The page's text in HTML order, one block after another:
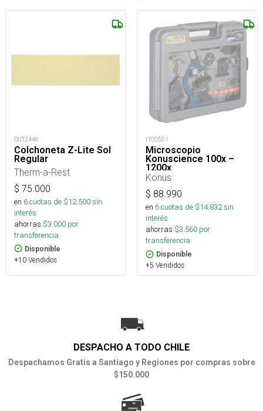
OUT2446
Colchoneta Z-Lite Sol
Regular
Therm-a-Rest
$ 75.000
en 6cuotas de $12.500sin
interés
ahorras $3.000 por
transferencia.
Disponible
+10 Vendidos
t100501
Microscopio
Konuscience 100x –
1200x
Konus
$ 88.990
en 6cuotas de $14.832sin
interés
ahorras $3.560 por
transferencia.
Disponible
+5 Vendidos
DESPACHO A TODO CHILE
Despachamos Gratis a Santiago y Regiones por compras sobre
$150.000